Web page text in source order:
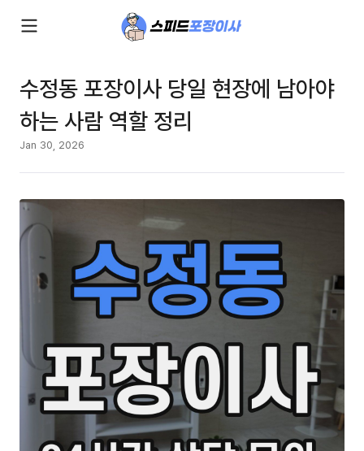
수정동 포장이사 당일 현장에 남아야
하는 사람 역할 정리
Jan 30, 2026